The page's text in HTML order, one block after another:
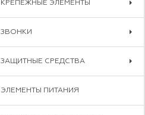
КРЕПЕЖНЫЕ ЭЛЕМЕНТЫ
ЗВОНКИ
ЗАЩИТНЫЕ СРЕДСТВА
ЭЛЕМЕНТЫ ПИТАНИЯ